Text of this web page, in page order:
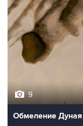
9
Обмеление Дуная